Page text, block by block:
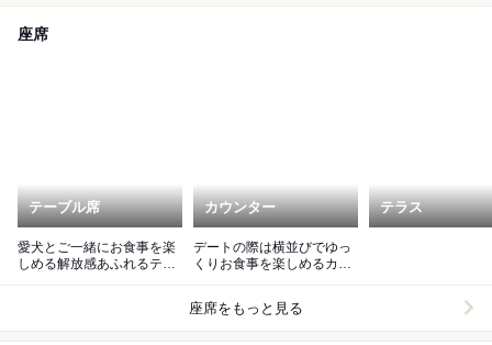
座席
テーブル席
愛犬とご一緒にお食事を楽
しめる解放感あふれるテラ
カウンター
デートの際は横並びでゆっ
くりお食事を楽しめるカウ
テラス
座席をもっと見る